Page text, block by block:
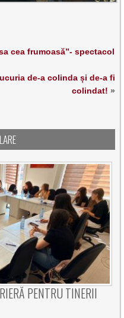
cea frumoasă”- spectacol
de-a colinda și de-a fi
colindat! »
PENTRU TINERII